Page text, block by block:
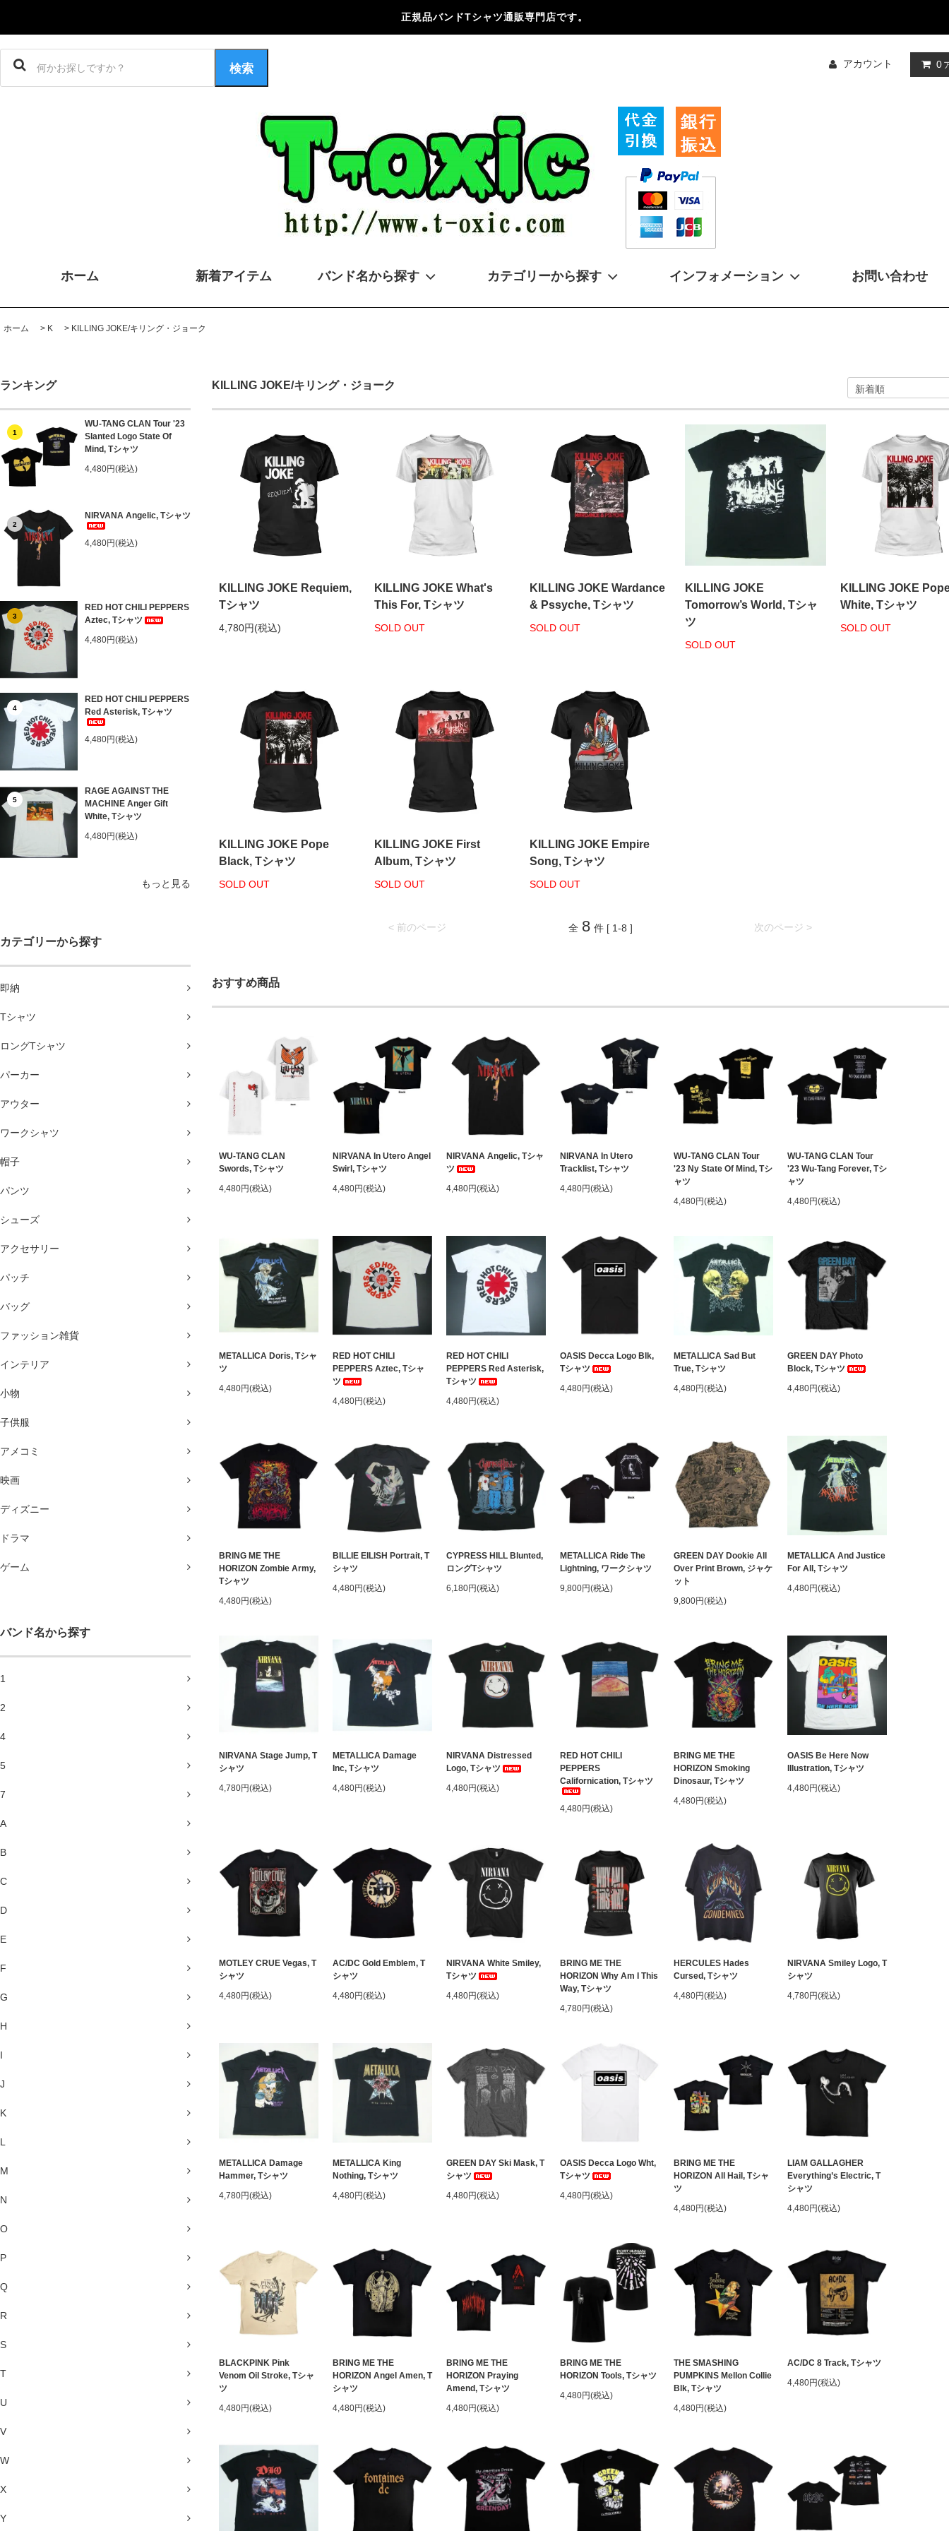
正規品バンドTシャツ通販専門店です。
検索 アカウント 0
ホーム 新着アイテム バンド名から探す カテゴリーから探す インフォメーション お問い合わせ
ホーム > K > KILLING JOKE/キリング・ジョーク
ランキング
1
WU-TANG CLAN Tour '23
Slanted Logo State Of
Mind, Tシャツ
4,480円(税込)
2
NIRVANA Angelic, Tシャツ
4,480円(税込)
3
RED HOT CHILI PEPPERS
Aztec, Tシャツ
4,480円(税込)
4
RED HOT CHILI PEPPERS
Red Asterisk, Tシャツ
4,480円(税込)
5
RAGE AGAINST THE
MACHINE Anger Gift
White, Tシャツ
4,480円(税込)
もっと見る
カテゴリーから探す
即納
Tシャツ
ロングTシャツ
パーカー
アウター
ワークシャツ
帽子
パンツ
シューズ
アクセサリー
パッチ
バッグ
ファッション雑貨
インテリア
小物
子供服
アメコミ
映画
ディズニー
ドラマ
ゲーム
バンド名から探す
1
2
4
5
7
A
B
C
D
E
F
G
H
I
J
K
L
M
N
O
P
Q
R
S
T
U
V
W
X
Y
KILLING JOKE/キリング・ジョーク
KILLING JOKE Requiem,
Tシャツ
4,780円(税込)
KILLING JOKE What's
This For, Tシャツ
SOLD OUT
KILLING JOKE Wardance
& Pssyche, Tシャツ
SOLD OUT
KILLING JOKE
Tomorrow’s World, Tシャ
ツ
SOLD OUT
KILLING JOKE
White, Tシャツ
SOLD OUT
KILLING JOKE Pope
Black, Tシャツ
SOLD OUT
KILLING JOKE First
Album, Tシャツ
SOLD OUT
KILLING JOKE Empire
Song, Tシャツ
SOLD OUT
< 前のページ 次のページ >
全 8 件 [ 1-8 ]
おすすめ商品
WU-TANG CLAN
Swords, Tシャツ
4,480円(税込)
NIRVANA In Utero Angel
Swirl, Tシャツ
4,480円(税込)
NIRVANA Angelic, Tシャ
ツ
4,480円(税込)
NIRVANA In Utero
Tracklist, Tシャツ
4,480円(税込)
WU-TANG CLAN Tour
'23 Ny State Of Mind, Tシ
ャツ
4,480円(税込)
WU-TANG CLAN Tour
'23 Wu-Tang Forever, Tシ
ャツ
4,480円(税込)
METALLICA Doris, Tシャ
ツ
4,480円(税込)
RED HOT CHILI
PEPPERS Aztec, Tシャ
ツ
4,480円(税込)
RED HOT CHILI
PEPPERS Red Asterisk,
Tシャツ
4,480円(税込)
OASIS Decca Logo Blk,
Tシャツ
4,480円(税込)
METALLICA Sad But
True, Tシャツ
4,480円(税込)
GREEN DAY Photo
Block, Tシャツ
4,480円(税込)
BRING ME THE
HORIZON Zombie Army,
Tシャツ
4,480円(税込)
BILLIE EILISH Portrait, T
シャツ
4,480円(税込)
CYPRESS HILL Blunted,
ロングTシャツ
6,180円(税込)
METALLICA Ride The
Lightning, ワークシャツ
9,800円(税込)
GREEN DAY Dookie All
Over Print Brown, ジャケ
ット
9,800円(税込)
METALLICA And Justice
For All, Tシャツ
4,480円(税込)
NIRVANA Stage Jump, T
シャツ
4,780円(税込)
METALLICA Damage
Inc, Tシャツ
4,480円(税込)
NIRVANA Distressed
Logo, Tシャツ
4,480円(税込)
RED HOT CHILI
PEPPERS
Californication, Tシャツ
4,480円(税込)
BRING ME THE
HORIZON Smoking
Dinosaur, Tシャツ
4,480円(税込)
OASIS Be Here Now
Illustration, Tシャツ
4,480円(税込)
MOTLEY CRUE Vegas, T
シャツ
4,480円(税込)
AC/DC Gold Emblem, T
シャツ
4,480円(税込)
NIRVANA White Smiley,
Tシャツ
4,480円(税込)
BRING ME THE
HORIZON Why Am I This
Way, Tシャツ
4,780円(税込)
HERCULES Hades
Cursed, Tシャツ
4,480円(税込)
NIRVANA Smiley Logo, T
シャツ
4,780円(税込)
METALLICA Damage
Hammer, Tシャツ
4,780円(税込)
METALLICA King
Nothing, Tシャツ
4,480円(税込)
GREEN DAY Ski Mask, T
シャツ
4,480円(税込)
OASIS Decca Logo Wht,
Tシャツ
4,480円(税込)
BRING ME THE
HORIZON All Hail, Tシャ
ツ
4,480円(税込)
LIAM GALLAGHER
Everything’s Electric, T
シャツ
4,480円(税込)
BLACKPINK Pink
Venom Oil Stroke, Tシャ
ツ
4,480円(税込)
BRING ME THE
HORIZON Angel Amen, T
シャツ
4,480円(税込)
BRING ME THE
HORIZON Praying
Amend, Tシャツ
4,480円(税込)
BRING ME THE
HORIZON Tools, Tシャツ
4,480円(税込)
THE SMASHING
PUMPKINS Mellon Collie
Blk, Tシャツ
4,480円(税込)
AC/DC 8 Track, Tシャツ
4,480円(税込)